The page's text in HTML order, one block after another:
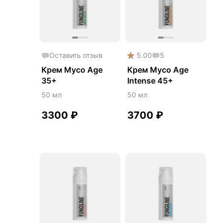
Оставить отзыв
Крем Myco Age
35+
50 мл
3300 ₽
5.00 5
Крем Myco Age
Intense 45+
50 мл
3700 ₽